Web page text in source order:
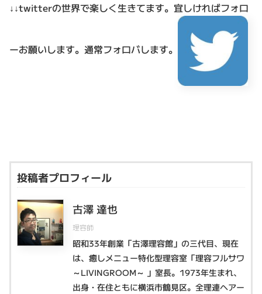
↓↓twitterの世界で楽しく生きてます。 宜しければフォロ
ーお願いします。通常フォロバします。
投稿者プロフィール
古澤 達也
理容師
昭和33年創業「古澤理容館」の三代目、現在
は、癒しメニュー特化型理容室「理容フルサワ
～LIVINGROOM～ 」室長。1973年生まれ、
出身・在住ともに横浜市鶴見区。全理連ヘアー